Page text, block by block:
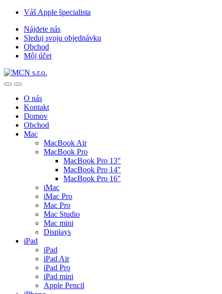
Skip
navigation
Skip
content
Váš Apple špecialista
Nájdete nás
Sleduj svoju objednávku
Obchod
Môj účet
O nás
Kontakt
Domov
Obchod
Mac
MacBook Air
MacBook Pro
MacBook Pro 13″
MacBook Pro 14″
MacBook Pro 16″
iMac
iMac Pro
Mac Pro
Mac Studio
Mac mini
Displays
iPad
iPad
iPad Air
iPad Pro
iPad mini
Apple Pencil